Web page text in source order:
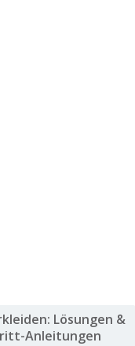
Lösungen &
Anleitungen